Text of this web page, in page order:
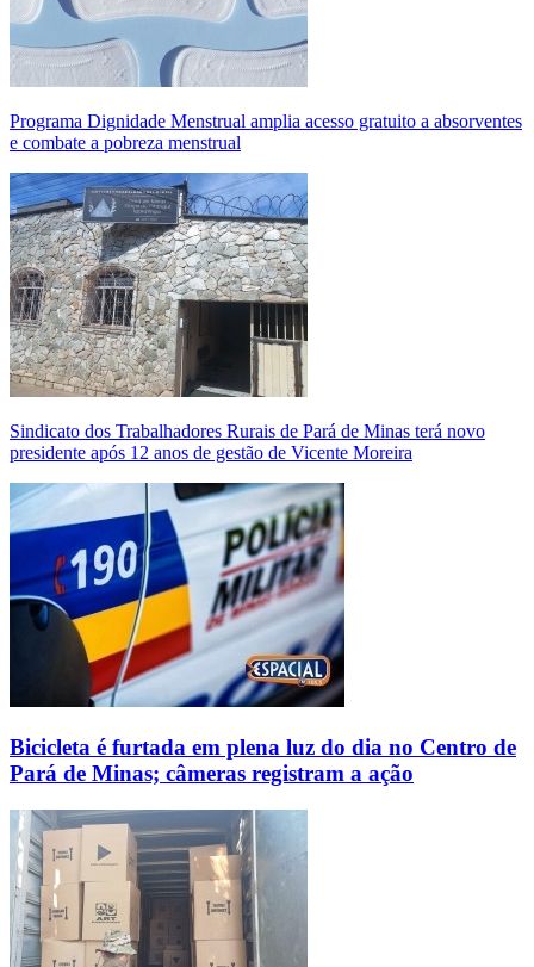
Programa Dignidade Menstrual amplia acesso gratuito a absorventes
e combate a pobreza menstrual
Sindicato dos Trabalhadores Rurais de Pará de Minas terá novo
presidente após 12 anos de gestão de Vicente Moreira
Bicicleta é furtada em plena luz do dia no Centro de
Pará de Minas; câmeras registram a ação